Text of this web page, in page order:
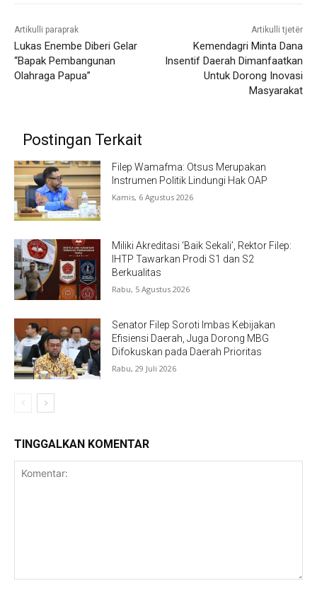
Artikulli paraprak
Lukas Enembe Diberi Gelar
“Bapak Pembangunan
Olahraga Papua”
Artikulli tjetër
Kemendagri Minta Dana
Insentif Daerah Dimanfaatkan
Untuk Dorong Inovasi
Masyarakat
Postingan Terkait
Filep Wamafma: Otsus Merupakan
Instrumen Politik Lindungi Hak OAP
Kamis, 6 Agustus 2026
Miliki Akreditasi ‘Baik Sekali’, Rektor Filep:
IHTP Tawarkan Prodi S1 dan S2
Berkualitas
Rabu, 5 Agustus 2026
Senator Filep Soroti Imbas Kebijakan
Efisiensi Daerah, Juga Dorong MBG
Difokuskan pada Daerah Prioritas
Rabu, 29 Juli 2026
TINGGALKAN KOMENTAR